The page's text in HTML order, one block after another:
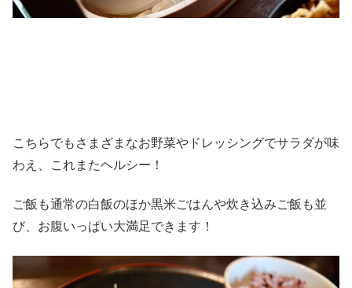
こちらでもさまざまなお野菜やドレッシングでサラダが味
わえ、これまたヘルシー！
ご飯も通常の白飯のほか黒米ごはんや炊き込みご飯も並
び、お腹いっぱい大満足できます！